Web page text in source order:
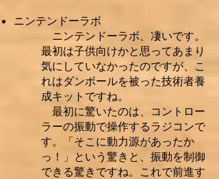
ニンテンドーラボ
ニンテンドーラボ、凄いです。
最初は子供向けかと思ってあまり
気にしていなかったのですが、こ
れはダンボールを被った技術者養
成キットですね。
最初に驚いたのは、コントロー
ラーの振動で操作するラジコンで
す。「そこに動力源があったか
っ！」という驚きと、振動を制御
できる驚きですね。これで前進す